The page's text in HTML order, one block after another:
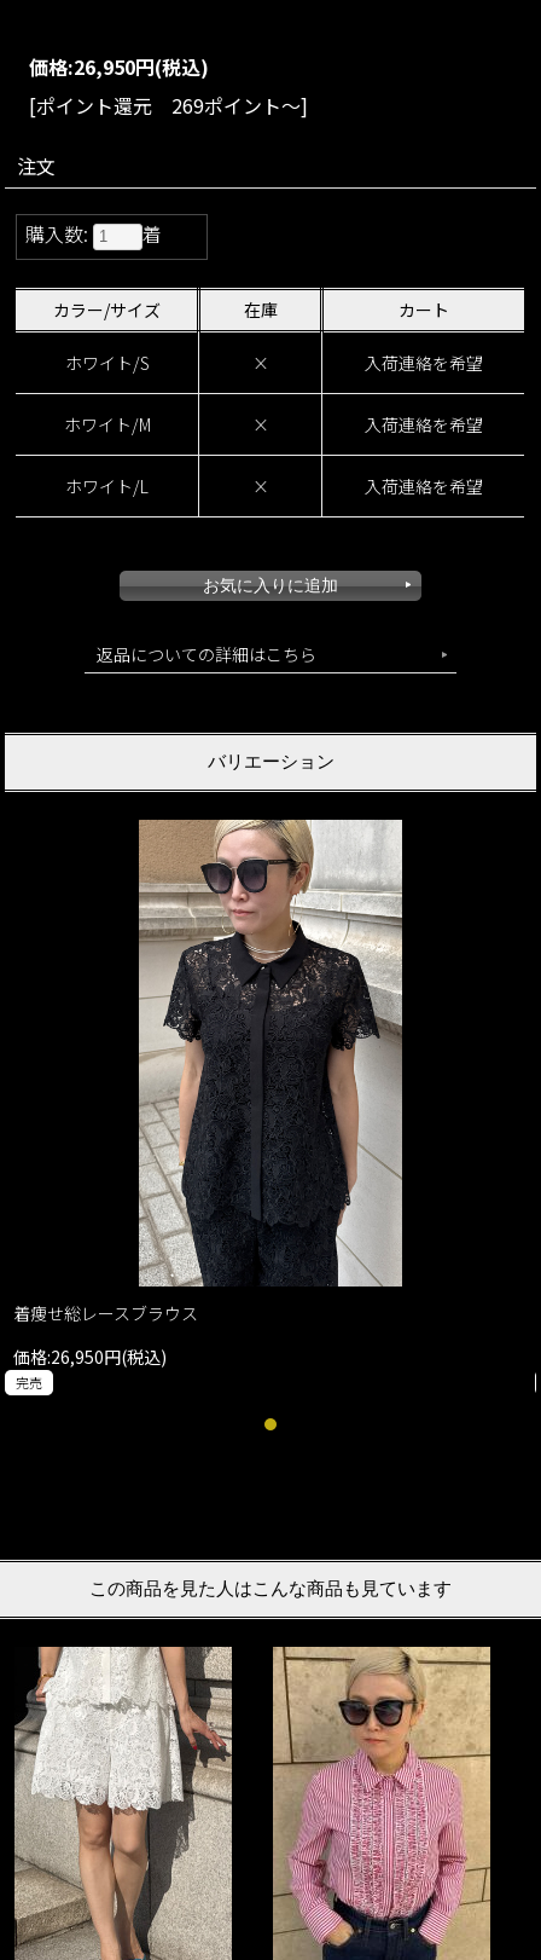
着痩せ総レースボトムス
価格:26,950円(税込)
[ポイント還元 269ポイント～]
注文
購入数: 着
カラー/サイズ 在庫 カート
ホワイト/S × 入荷連絡を希望
ホワイト/M × 入荷連絡を希望
ホワイト/L × 入荷連絡を希望
返品についての詳細はこちら
バリエーション
着痩せ総レースブラウス
価格:26,950円(税込)
完売
この商品を見た人はこんな商品も見ています